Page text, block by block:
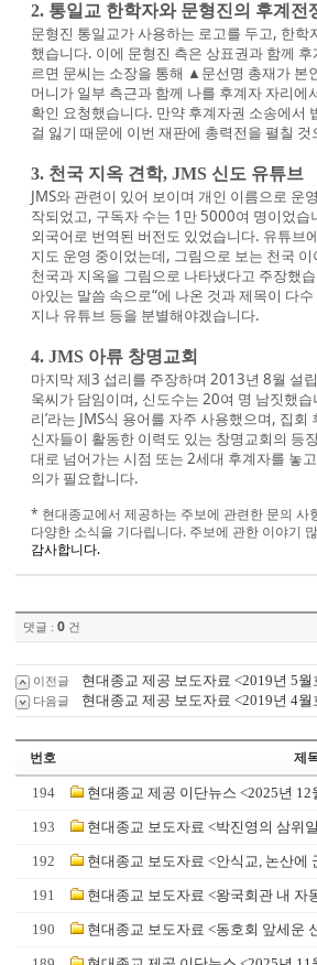
2. 통일교 한학자와 문형진의 후계전
문형진 통일교가 사용하는 로고를 두고, 한
했습니다. 이에 문형진 측은 상표권과 함께
르면 문씨는 소장을 통해 ▲문선명 총재가
머니가 일부 측근과 함께 나를 후계자 자리
확인 요청했습니다. 만약 후계자권 소송에서
걸 잃기 때문에 이번 재판에 총력전을 펼칠
3. 천국 지옥 견학, JMS 신도 유튜브
JMS와 관련이 있어 보이며 개인 이름으로
작되었고, 구독자 수는 1만 5000여 명이었습
외국어로 번역된 버전도 있었습니다. 유튜브
지도 운영 중이었는데, 그림으로 보는 천국
천국과 지옥을 그림으로 나타냈다고 주장했
아있는 말씀 속으로“에 나온 것과 제목이 다
지나 유튜브 등을 분별해야겠습니다.
4. JMS 아류 창명교회
마지막 제3 섭리를 주장하며 2013년 8월 설
욱씨가 담임이며, 신도수는 20여 명 남짓했
리’라는 JMS식 용어를 자주 사용했으며, 집
신자들이 활동한 이력도 있는 창명교회의 등
대로 넘어가는 시점 또는 2세대 후계자를 놓
의가 필요합니다.
* 현대종교에서 제공하는 주보에 관련한 문의 사
다양한 소식을 기다립니다. 주보에 관한 이야기
감사합니다.
댓글 : 0 건
이전글 현대종교 제공 보도자료 <2019년 5월
다음글 현대종교 제공 보도자료 <2019년 4월
번호 제
194 현대종교 제공 이단뉴스 <2025년 12
193 현대종교 보도자료 <박진영의 삼위
192 현대종교 보도자료 <안식교, 논산에
191 현대종교 보도자료 <왕국회관 내 자
190 현대종교 보도자료 <동호회 앞세운